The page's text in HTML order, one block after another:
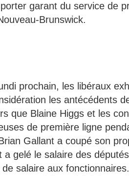
garant du service de
Brunswick.
prochain, les libéraux
les antécédents
que Blaine Higgs et les
de première ligne
Gallant a coupé son
gelé le salaire des
salaire aux